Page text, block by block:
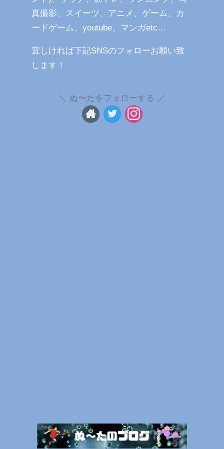
真撮影、スイーツ、アニメ、ゲーム、カ
ードゲーム、youtube、マンガetc…
宜しければ下記SNSのフォローお願い致
します！
ぬ〜たをフォローする